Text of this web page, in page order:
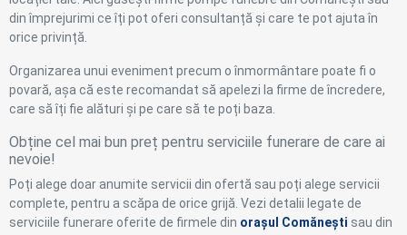
din împrejurimi ce îți pot oferi consultanță și care te pot ajuta în
orice privință.
Organizarea unui eveniment precum o înmormântare poate fi o
povară, așa că este recomandat să apelezi la firme de încredere,
care să îți fie alături și pe care să te poți baza.
Obține cel mai bun preț pentru serviciile funerare de care ai
nevoie!
Poți alege doar anumite servicii din ofertă sau poți alege servicii
complete, pentru a scăpa de orice grijă. Vezi detalii legate de
serviciile funerare oferite de firmele din orașul Comănești sau din